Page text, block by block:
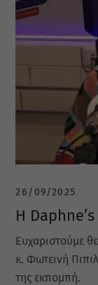
26/09/2025
Η
Ευχαριστούμε
κ. Φωτεινή
της εκπομπή.